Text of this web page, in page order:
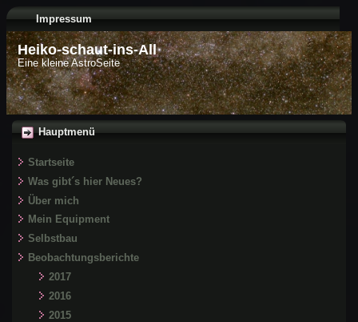
Impressum
Heiko-schaut-ins-All
Eine kleine AstroSeite
Hauptmenü
Startseite
Was gibt´s hier Neues?
Über mich
Mein Equipment
Selbstbau
Beobachtungsberichte
2017
2016
2015